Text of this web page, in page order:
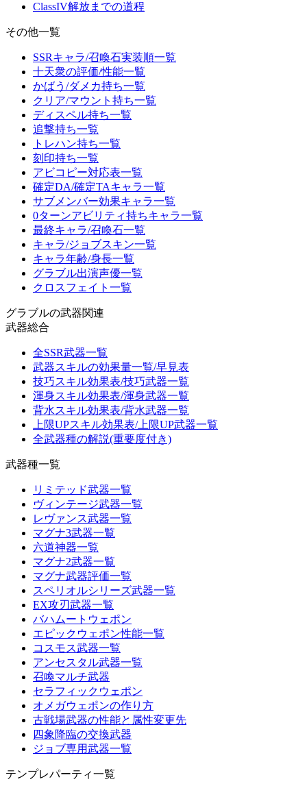
ClassIV解放までの道程
その他一覧
SSRキャラ/召喚石実装順一覧
十天衆の評価/性能一覧
かばう/ダメカ持ち一覧
クリア/マウント持ち一覧
ディスペル持ち一覧
追撃持ち一覧
トレハン持ち一覧
刻印持ち一覧
アビコピー対応表一覧
確定DA/確定TAキャラ一覧
サブメンバー効果キャラ一覧
0ターンアビリティ持ちキャラ一覧
最終キャラ/召喚石一覧
キャラ/ジョブスキン一覧
キャラ年齢/身長一覧
グラブル出演声優一覧
クロスフェイト一覧
グラブルの武器関連
武器総合
全SSR武器一覧
武器スキルの効果量一覧/早見表
技巧スキル効果表/技巧武器一覧
渾身スキル効果表/渾身武器一覧
背水スキル効果表/背水武器一覧
上限UPスキル効果表/上限UP武器一覧
全武器種の解説(重要度付き)
武器種一覧
リミテッド武器一覧
ヴィンテージ武器一覧
レヴァンス武器一覧
マグナ3武器一覧
六道神器一覧
マグナ2武器一覧
マグナ武器評価一覧
スペリオルシリーズ武器一覧
EX攻刃武器一覧
バハムートウェポン
エピックウェポン性能一覧
コスモス武器一覧
アンセスタル武器一覧
召喚マルチ武器
セラフィックウェポン
オメガウェポンの作り方
古戦場武器の性能と属性変更先
四象降臨の交換武器
ジョブ専用武器一覧
テンプレパーティ一覧